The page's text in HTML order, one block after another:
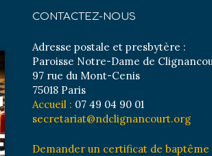
CONTACTEZ-NOUS
Adresse postale et presbytère :
Paroisse Notre-Dame de
97 rue du Mont-Cenis
75018 Paris
Accueil : 07 49 04 90 01
secretariat@ndclignancourt.org
Demander un certificat de baptême